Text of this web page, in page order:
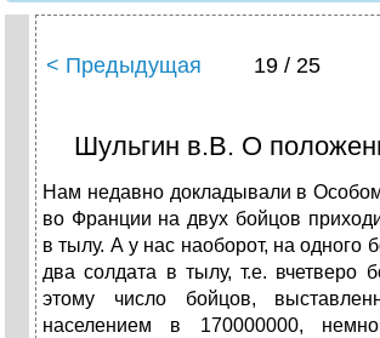
< Предыдущая 19 / 25
Шульгин в.В. О
Нам недавно докладывали в
во Франции на двух бойцов
в тылу. А у нас наоборот, на одного
два солдата в тылу, т.е. вчетверо
этому число бойцов,
населением в 170000000,